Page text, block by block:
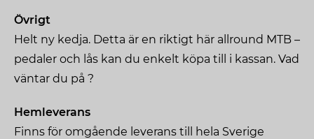
Övrigt
Helt ny kedja. Detta är en riktigt här allround MTB –
pedaler och lås kan du enkelt köpa till i kassan. Vad
väntar du på ?
Hemleverans
Finns för omgående leverans till hela Sverige